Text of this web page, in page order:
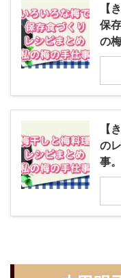
【
保
の
【
の
事。